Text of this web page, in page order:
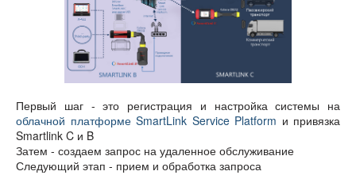
Первый шаг - это регистрация и настройка системы на
облачной платформе SmartLink Service Platform и привязка
Smartlink C и B
Затем - создаем запрос на удаленное обслуживание
Следующий этап - прием и обработка запроса